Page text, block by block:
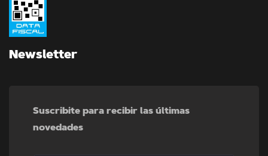
Newsletter
Suscribite para recibir las últimas
novedades